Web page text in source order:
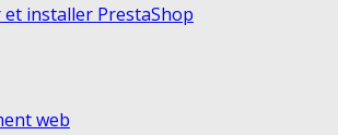
installer PrestaShop
web